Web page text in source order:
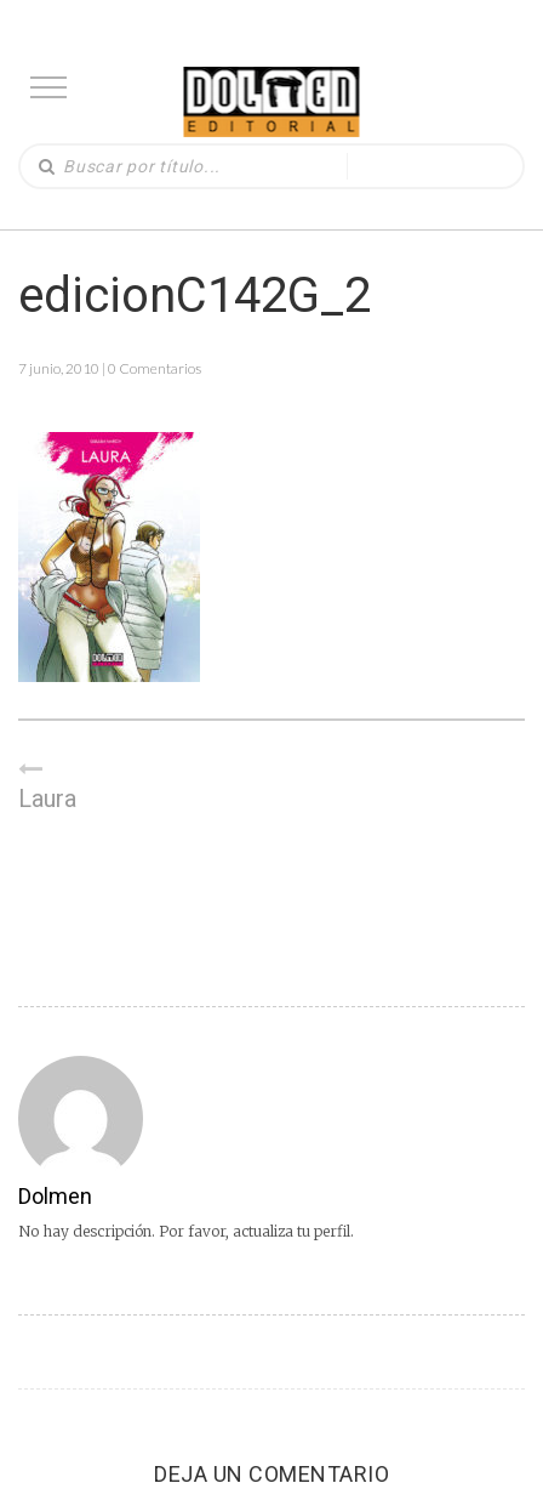
edicionC142G_2
7 junio, 2010 | 0 Comentarios
Laura
Dolmen
No hay descripción. Por favor, actualiza tu perfil.
DEJA UN COMENTARIO